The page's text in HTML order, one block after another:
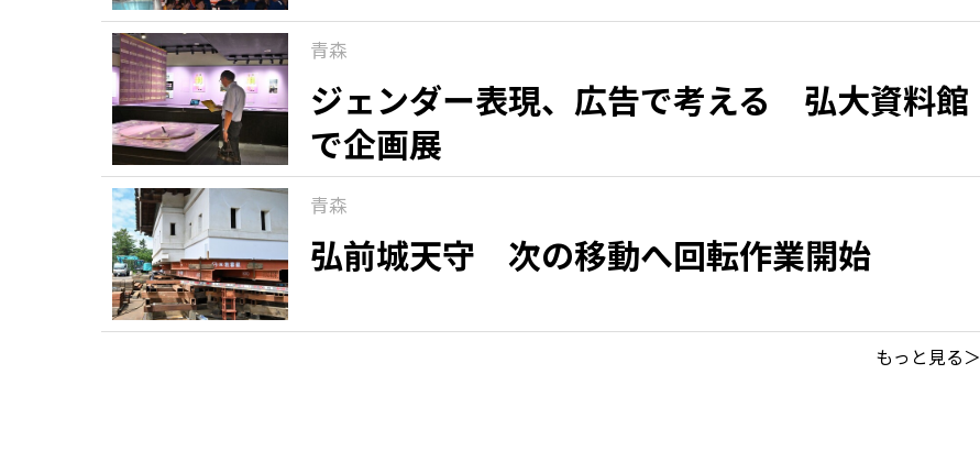
青森
ジェンダー表現、広告で考える 弘大資料館
で企画展
青森
弘前城天守 次の移動へ回転作業開始
もっと見る＞